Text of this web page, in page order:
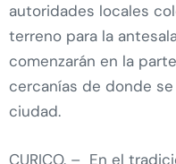
autoridades locales
terreno para la
comenzarán en la
cercanías de donde
ciudad.
CURICO. – En el